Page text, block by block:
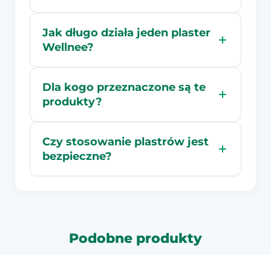
Jak długo działa jeden plaster
Wellnee?
Dla kogo przeznaczone są te
produkty?
Czy stosowanie plastrów jest
bezpieczne?
Podobne produkty